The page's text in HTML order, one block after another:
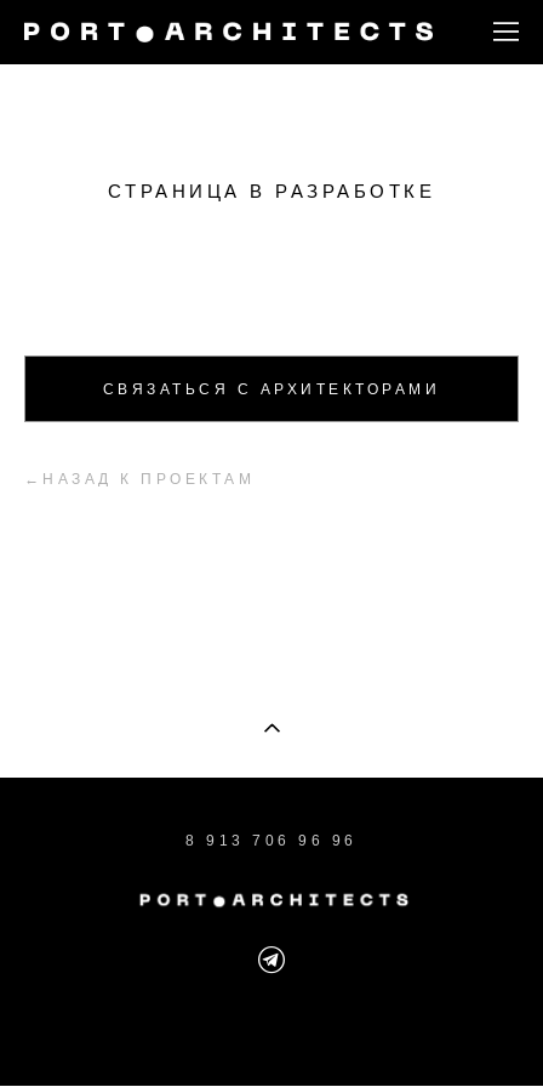
СТРАНИЦА В РАЗРАБОТКЕ
СВЯЗАТЬСЯ С АРХИТЕКТОРАМИ
←НАЗАД К ПРОЕКТАМ
8 913 706 96 96